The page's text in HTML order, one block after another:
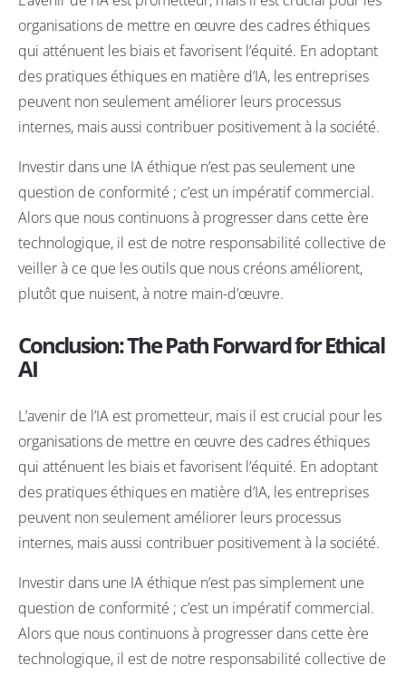
organisations de mettre en œuvre des cadres éthiques
qui atténuent les biais et favorisent l’équité. En adoptant
des pratiques éthiques en matière d’IA, les entreprises
peuvent non seulement améliorer leurs processus
internes, mais aussi contribuer positivement à la société.
Investir dans une IA éthique n’est pas seulement une
question de conformité ; c’est un impératif commercial.
Alors que nous continuons à progresser dans cette ère
technologique, il est de notre responsabilité collective de
veiller à ce que les outils que nous créons améliorent,
plutôt que nuisent, à notre main-d’œuvre.
Conclusion: The Path Forward for Ethical
AI
L’avenir de l’IA est prometteur, mais il est crucial pour les
organisations de mettre en œuvre des cadres éthiques
qui atténuent les biais et favorisent l’équité. En adoptant
des pratiques éthiques en matière d’IA, les entreprises
peuvent non seulement améliorer leurs processus
internes, mais aussi contribuer positivement à la société.
Investir dans une IA éthique n’est pas simplement une
question de conformité ; c’est un impératif commercial.
Alors que nous continuons à progresser dans cette ère
technologique, il est de notre responsabilité collective de